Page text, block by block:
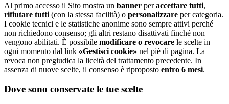
Al primo accesso il Sito mostra un banner peraccettare tutti,
rifiutare tutti (con la stessa facilità) o personalizzare per categoria.
I cookie tecnici e le statistiche anonime sono sempre attivi perché
non richiedono consenso; gli altri restano disattivati finché non
vengono abilitati. È possibile modificare o revocare le scelte in
ogni momento dal link «Gestisci cookie» nel piè di pagina. La
revoca non pregiudica la liceità del trattamento precedente. In
assenza di nuove scelte, il consenso è riproposto entro 6 mesi.
Dove sono conservate le tue scelte